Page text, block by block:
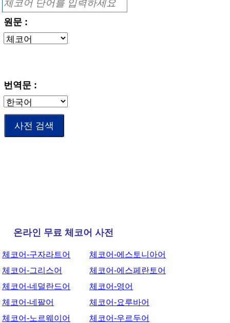
원문 :
번역문 :
온라인 무료 체코어 사전
체코어-구자라트어
체코어-그리스어
체코어-네덜란드어
체코어-네팔어
체코어-노르웨이어
체코어-에스토니아어
체코어-에스페란토어
체코어-영어
체코어-요루바어
체코어-우르두어